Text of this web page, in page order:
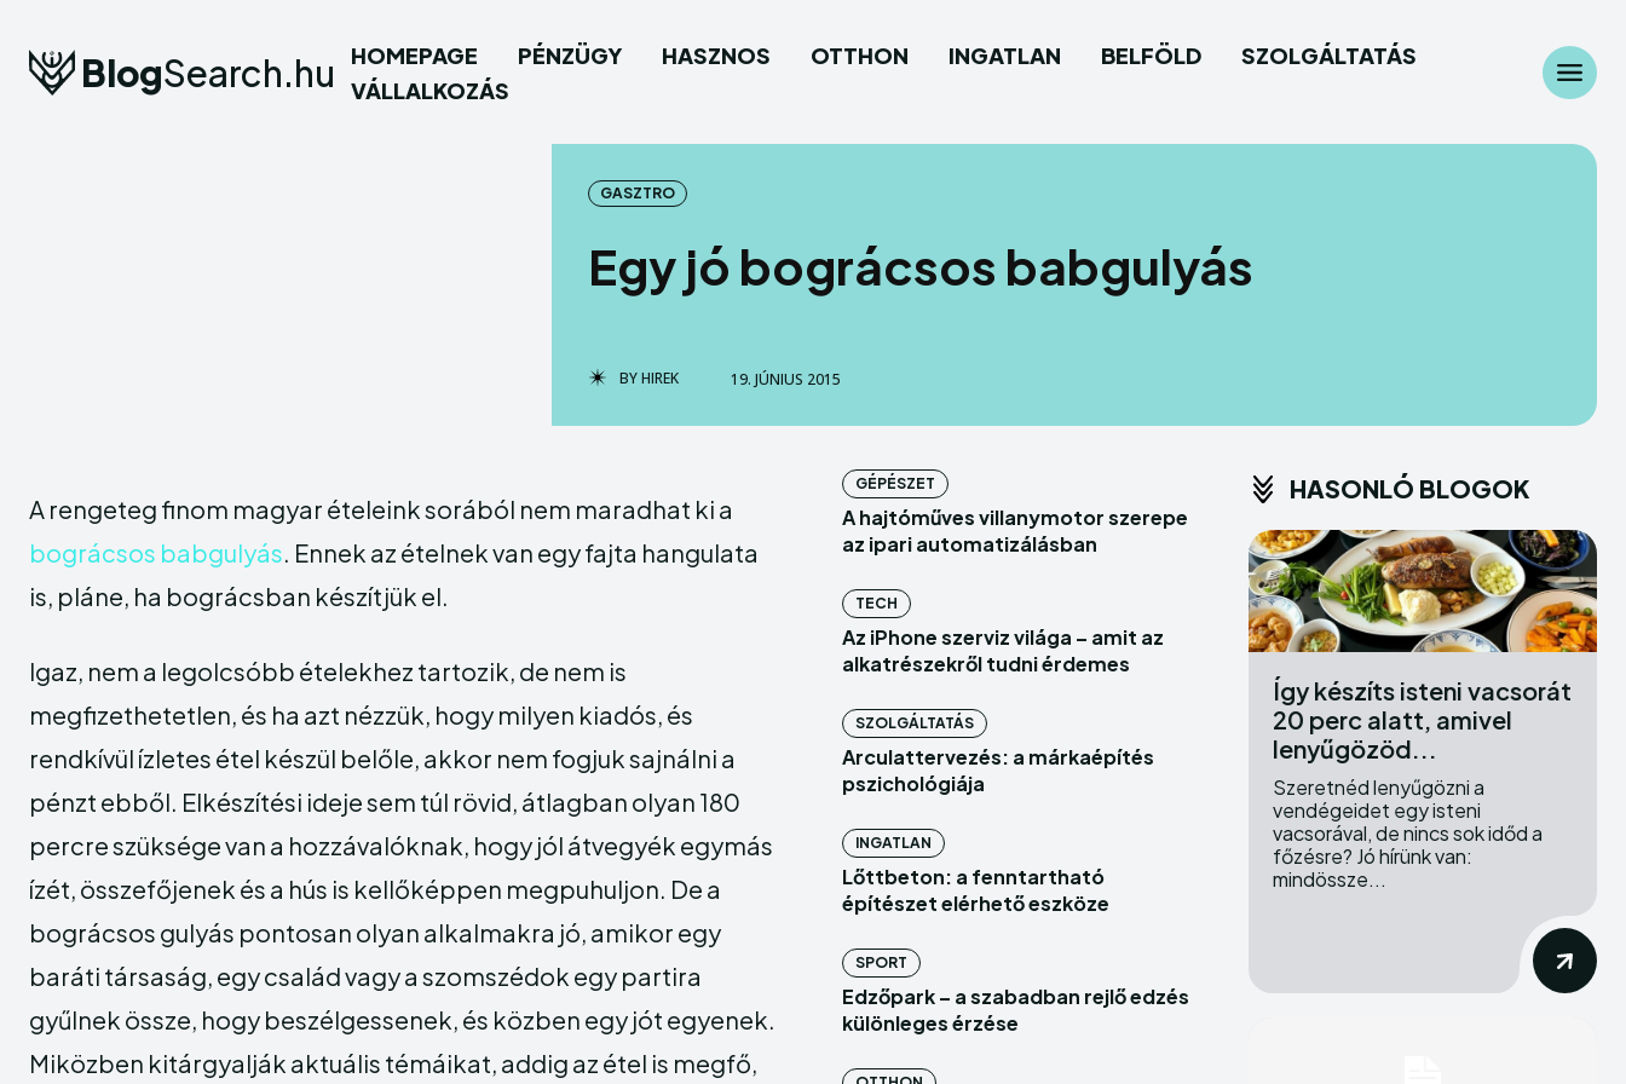
Homepage
Otthon
Belföld
Vállalkozás
Enter the depths of the EchoVerse.
BELÉPÉS
INGATLAN
BELFÖLD SZOLGÁLTATÁS VÁLLALKOZÁS
Homepage
Otthon
Belföld
Vállalkozás
Enter the depths of the EchoVerse.
BELÉPÉS
INGATLAN
BELFÖLD SZOLGÁLTATÁS VÁLLALKOZÁS
BlogSearch.hu HOMEPAGE PÉNZÜGY HASZNOS OTTHON INGATLAN BELFÖLD
SZOLGÁLTATÁS
VÁLLALKOZÁS
GASZTRO
Egy jó bográcsos babgulyás
BYHIREK 19. JÚNIUS 2015
A rengeteg finom magyar ételeink sorából nem maradhat ki a
bográcsos babgulyás. Ennek az ételnek van egy fajta hangulata
is, pláne, ha bográcsban készítjük el.
Igaz, nem a legolcsóbb ételekhez tartozik, de nem is
megfizethetetlen, és ha azt nézzük, hogy milyen kiadós, és
rendkívül ízletes étel készül belőle, akkor nem fogjuk sajnálni a
pénzt ebből. Elkészítési ideje sem túl rövid, átlagban olyan 180
percre szüksége van a hozzávalóknak, hogy jól átvegyék egymás
ízét, összefőjenek és a hús is kellőképpen megpuhuljon. De a
bográcsos gulyás pontosan olyan alkalmakra jó, amikor egy
baráti társaság, egy család vagy a szomszédok egy partira
gyűlnek össze, hogy beszélgessenek, és közben egy jót egyenek.
Miközben kitárgyalják aktuális témáikat, addig az étel is megfő,
GÉPÉSZET
A hajtóműves villanymotor szerepe
az ipari automatizálásban
TECH
Az iPhone szerviz világa – amit az
alkatrészekről tudni érdemes
SZOLGÁLTATÁS
Arculattervezés: a márkaépítés
pszichológiája
INGATLAN
Lőttbeton: a fenntartható
építészet elérhető eszköze
SPORT
Edzőpark – a szabadban rejlő edzés
különleges érzése
HASONLÓ BLOGOK
Így készíts isteni vacsorát
20 perc alatt, amivel
lenyűgözöd...
Szeretnéd lenyűgözni a
vendégeidet egy isteni
vacsorával, de nincs sok időd a
főzésre? Jó hírünk van:
mindössze...